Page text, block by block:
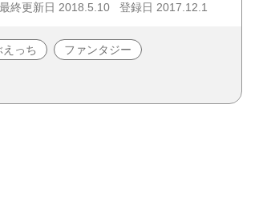
最終更新日 2018.5.10 登録日 2017.12.1
えっち ファンタジー